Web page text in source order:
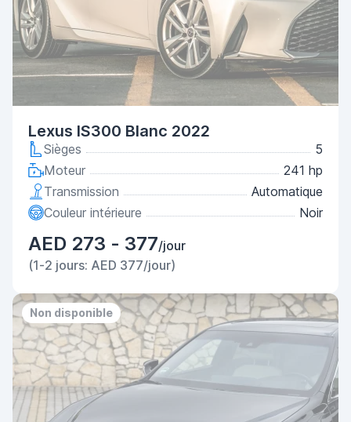
Lexus IS300 Blanc 2022
Sièges
5
Moteur
241 hp
Transmission
Automatique
Couleur intérieure
Noir
AED 273 - 377/jour
(1-2 jours: AED 377/jour)
Non disponible